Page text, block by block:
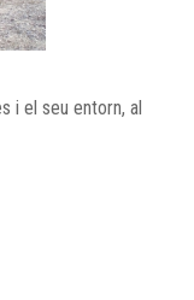
i el seu entorn, al